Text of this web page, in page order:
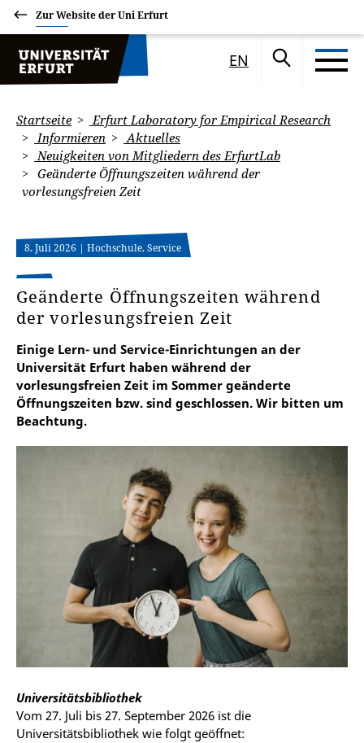
Zur Website der Uni Erfurt
EN
Startseite
Erfurt Laboratory for Empirical Research
Informieren
Aktuelles
Neuigkeiten von Mitgliedern des ErfurtLab
Geänderte Öffnungszeiten während der
vorlesungsfreien Zeit
8. Juli 2026 | Hochschule, Service
Geänderte Öffnungszeiten während
der vorlesungsfreien Zeit
Einige Lern- und Service-Einrichtungen an der
Universität Erfurt haben während der
vorlesungsfreien Zeit im Sommer geänderte
Öffnungszeiten bzw. sind geschlossen. Wir bitten um
Beachtung.
Universitätsbibliothek
Vom 27. Juli bis 27. September 2026 ist die
Universitätsbibliothek wie folgt geöffnet: